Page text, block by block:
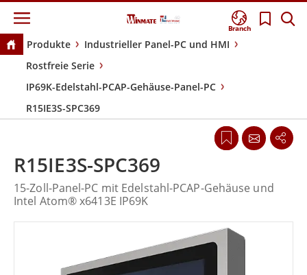
Branch
Produkte
Industrieller Panel-PC und HMI
Rostfreie Serie
IP69K-Edelstahl-PCAP-Gehäuse-Panel-PC
R15IE3S-SPC369
R15IE3S-SPC369
15-Zoll-Panel-PC mit Edelstahl-PCAP-Gehäuse und
Intel Atom® x6413E IP69K